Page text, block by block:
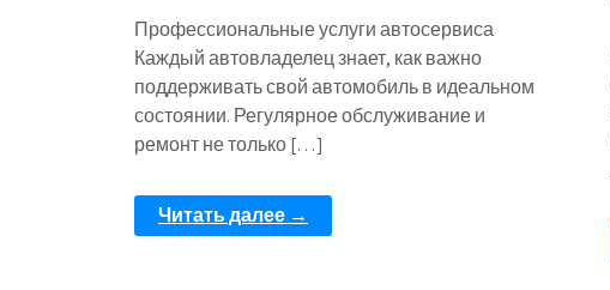
Профессиональные услуги автосервиса
Каждый автовладелец знает, как важно
поддерживать свой автомобиль в идеальном
состоянии. Регулярное обслуживание и
ремонт не только […]
Читать далее →